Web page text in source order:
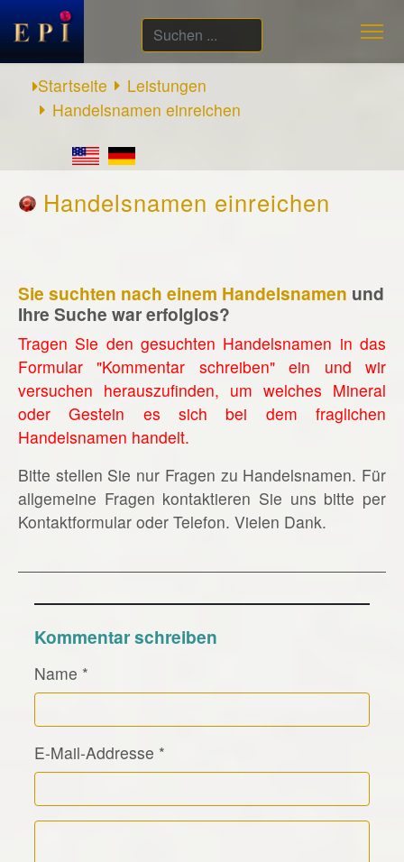
Suchen
...
Startseite
Leistungen
Handelsnamen einreichen
Handelsnamen einreichen
Sie suchten nach einem Handelsnamen und
Ihre Suche war erfolglos?
Tragen Sie den gesuchten Handelsnamen in das
Formular "Kommentar schreiben" ein und wir
versuchen herauszufinden, um welches Mineral
oder Gestein es sich bei dem fraglichen
Handelsnamen handelt.
Bitte stellen Sie nur Fragen zu Handelsnamen. Für
allgemeine Fragen kontaktieren Sie uns bitte per
Kontaktformular oder Telefon. Vielen Dank.
Kommentar schreiben
Name *
E-Mail-Addresse *
Kommentar Text